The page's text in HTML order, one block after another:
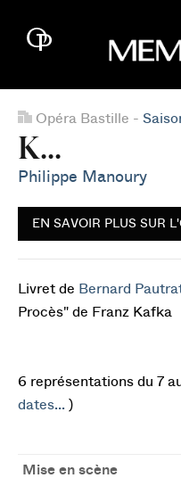
Opéra Bastille -
K...
Philippe Manoury
EN SAVOIR PLUS SUR
Livret de Bernard
Procès" de Franz Kafka
6 représentations du 7
dates... )
Mise en scène